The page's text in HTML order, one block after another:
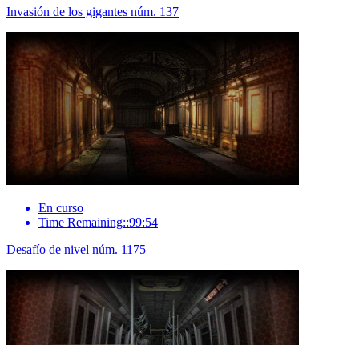
Invasión de los gigantes núm. 137
En curso
Time Remaining::99:54
Desafío de nivel núm. 1175